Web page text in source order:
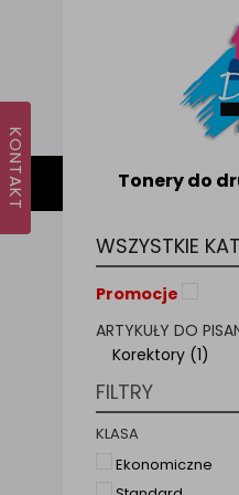
Tonery do
WSZYSTKIE
Promocje
ARTYKUŁY DO
Korektory (1)
FILTRY
KLASA
Ekonomiczne